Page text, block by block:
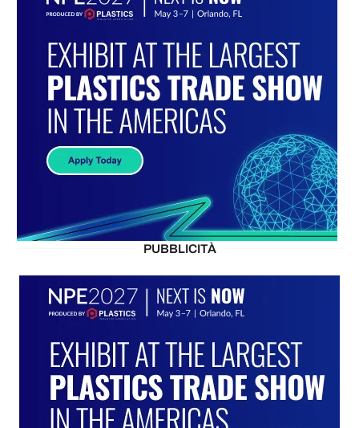
PUBBLICITÀ